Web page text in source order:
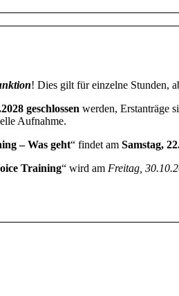
! Dies gilt für einzelne Stunden,
geschlossen werden, Erstanträge
Aufnahme.
– Was geht“ findet am Samstag,
Training“ wird am Freitag,